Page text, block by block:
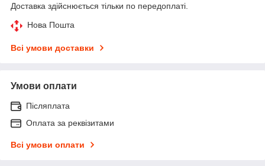
Доставка здійснюється тільки по передоплаті.
Нова Пошта
Всі умови доставки
Умови оплати
Післяплата
Оплата за реквізитами
Всі умови оплати